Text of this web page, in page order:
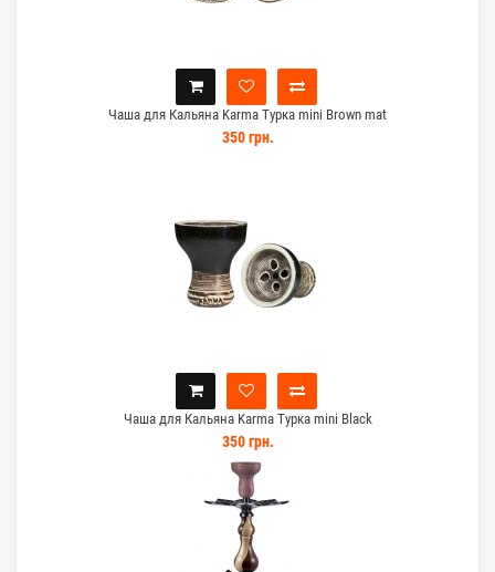
Чаша для Кальяна Karma Турка mini Brown mat
350 грн.
Чаша для Кальяна Karma Турка mini Black
350 грн.